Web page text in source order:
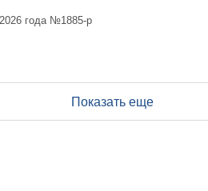
года №1885-р
Показать еще